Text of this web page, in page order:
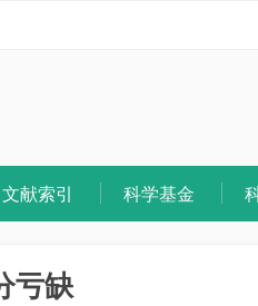
文献索引 科学基金
亏缺